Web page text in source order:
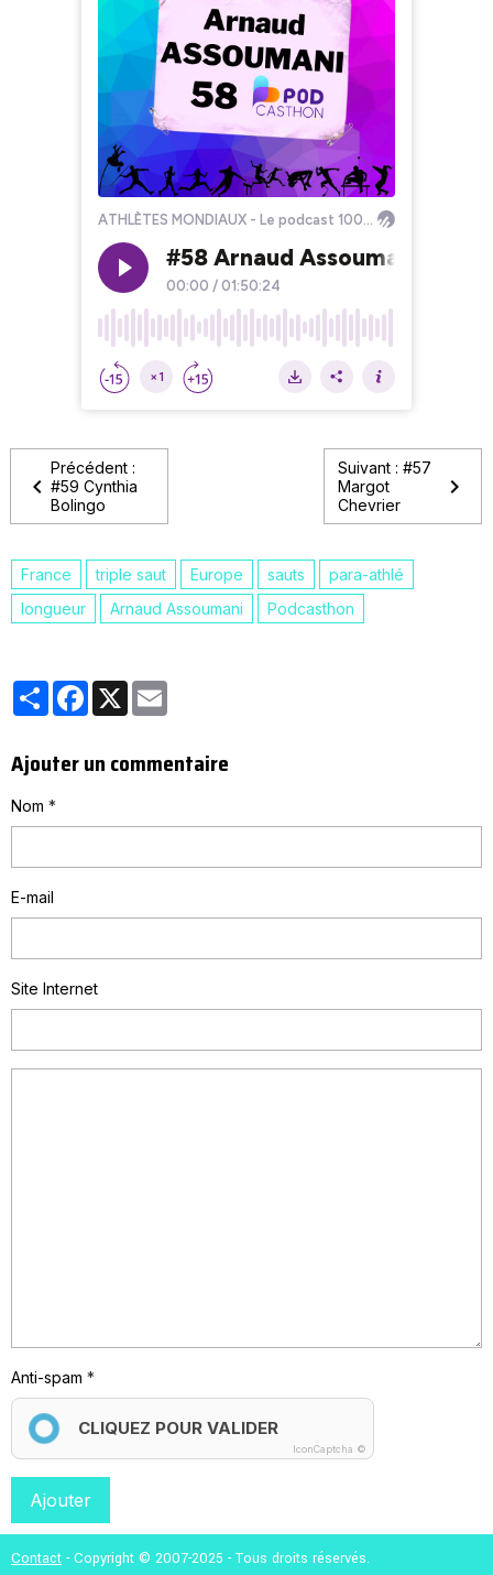
Précédent :
#59 Cynthia
Bolingo
Suivant : #57
Margot
Chevrier
France triple saut Europe sauts
para-athlé
longueur
Arnaud Assoumani Podcasthon
PartagerFacebook
X
Ajouter un commentaire
Nom
E-mail
Site Internet
Anti-spam
CLIQUEZ POUR VALIDER
IconCaptcha ©
Ajouter
Contact - Copyright © 2007-2025 - Tous droits réservés.